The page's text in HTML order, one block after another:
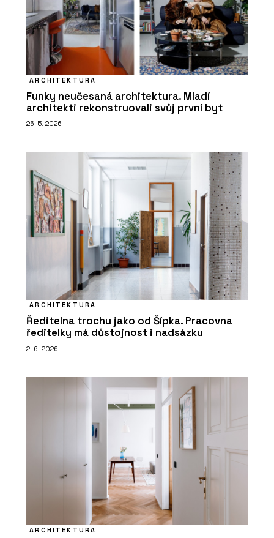
ARCHITEKTURA
Funky neučesaná architektura. Mladí
architekti rekonstruovali svůj první byt
26. 5. 2026
ARCHITEKTURA
Ředitelna trochu jako od Šípka. Pracovna
ředitelky má důstojnost i nadsázku
2. 6. 2026
ARCHITEKTURA